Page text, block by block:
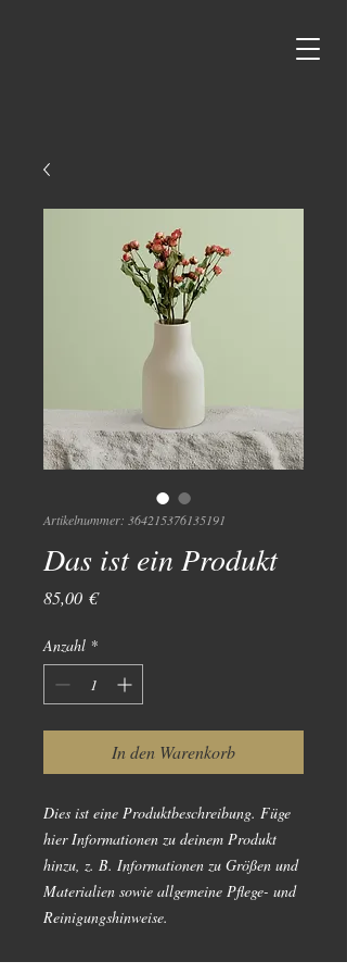
Artikelnummer: 364215376135191
Das ist ein Produkt
85,00 €Preis
Anzahl *
In den Warenkorb
Dies ist eine Produktbeschreibung. Füge
hier Informationen zu deinem Produkt
hinzu, z. B. Informationen zu Größen und
Materialien sowie allgemeine Pflege- und
Reinigungshinweise.